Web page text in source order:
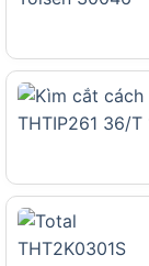
Đặc điểm nổi
chống gỉ
nghiệt.
cầm nắm